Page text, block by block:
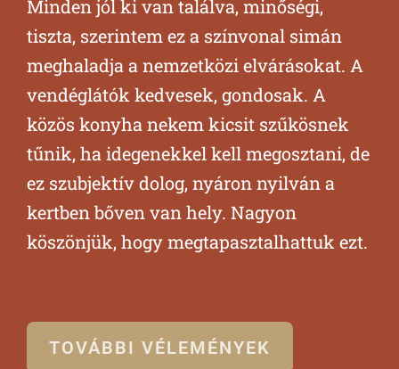
Minden jól ki van találva, minőségi,
tiszta, szerintem ez a színvonal simán
meghaladja a nemzetközi elvárásokat. A
vendéglátók kedvesek, gondosak. A
közös konyha nekem kicsit szűkösnek
tűnik, ha idegenekkel kell megosztani, de
ez szubjektív dolog, nyáron nyilván a
kertben bőven van hely. Nagyon
köszönjük, hogy megtapasztalhattuk ezt.
TOVÁBBI VÉLEMÉNYEK